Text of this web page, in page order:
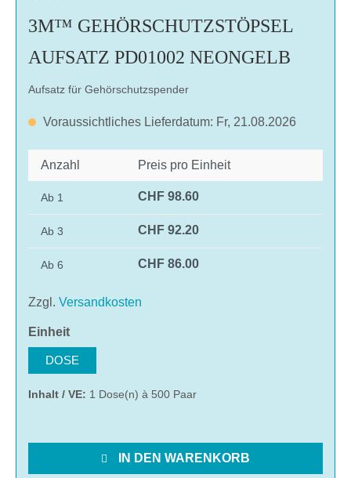
3M™ GEHÖRSCHUTZSTÖPSEL
AUFSATZ PD01002 NEONGELB
Aufsatz für Gehörschutzspender
Voraussichtliches Lieferdatum: Fr, 21.08.2026
Anzahl Preis pro Einheit
Ab 1 CHF 98.60
Ab 3 CHF 92.20
Ab 6 CHF 86.00
Zzgl. Versandkosten
Einheitauswählen
DOSE
Inhalt / VE: 1 Dose(n) à 500 Paar
IN DEN WARENKORB